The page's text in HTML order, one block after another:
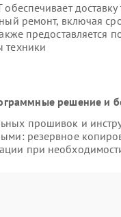
ремонт, включая
предоставляется
техники
решение и
прошивок и
резервное
при